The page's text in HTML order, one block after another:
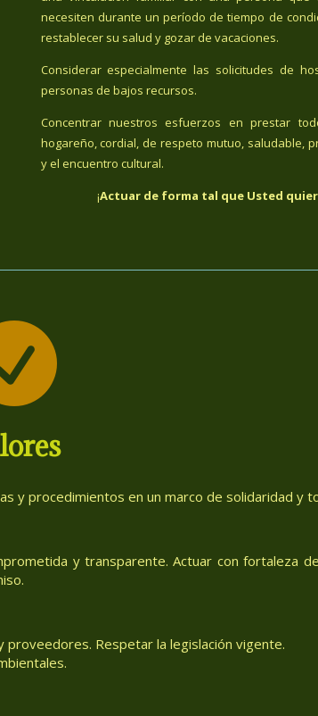
necesiten durante un período de tiempo de
restablecer su salud y gozar de vacaciones.
Considerar especialmente las solicitudes de
personas de bajos recursos.
Concentrar nuestros esfuerzos en prestar
hogareño, cordial, de respeto mutuo, saludable,
y el encuentro cultural.
¡Actuar de forma tal que Usted
y procedimientos en un marco de solidaridad y
y transparente. Actuar con fortaleza
Respetar la legislación vigente.